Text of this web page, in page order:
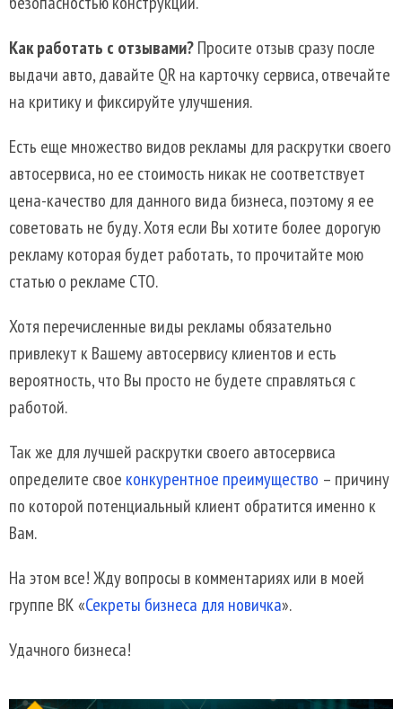
Как работать с отзывами?Просите отзыв сразу после
выдачи авто, давайте QR на карточку сервиса, отвечайте
на критику и фиксируйте улучшения.
Есть еще множество видов рекламы для раскрутки своего
автосервиса, но ее стоимость никак не соответствует
цена-качество для данного вида бизнеса, поэтому я ее
советовать не буду. Хотя если Вы хотите более дорогую
рекламу которая будет работать, то прочитайте мою
статью о рекламе СТО.
Хотя перечисленные виды рекламы обязательно
привлекут к Вашему автосервису клиентов и есть
вероятность, что Вы просто не будете справляться с
работой.
Так же для лучшей раскрутки своего автосервиса
определите свое конкурентное преимущество – причину
по которой потенциальный клиент обратится именно к
Вам.
На этом все! Жду вопросы в комментариях или в моей
группе ВК «Секреты бизнеса для новичка».
Удачного бизнеса!